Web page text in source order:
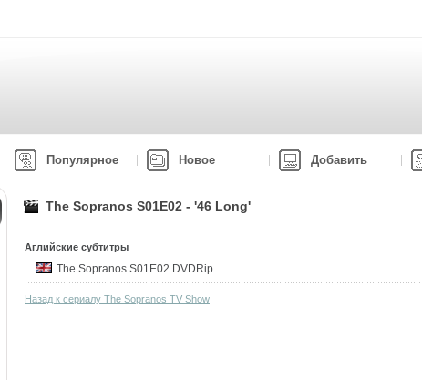
Популярное Новое Добавить
The Sopranos S01E02 - '46 Long'
Аглийские субтитры
The Sopranos S01E02 DVDRip
Назад к сериалу The Sopranos TV Show